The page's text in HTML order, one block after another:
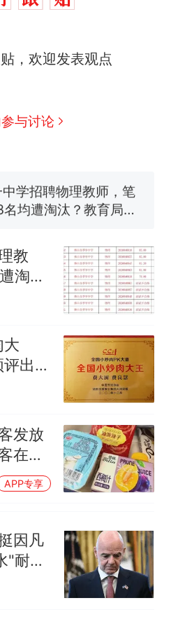
，欢迎发表观点
与讨论
句“跟我回家”改写了
全国小炒肉大王”称
凭视频评出？中国烹饪
学招聘物理教师，笔
均遭淘汰？教育局：
在床头放菜刀的女孩，
句“跟我回家”改写了
教
淘
招
大
出
发放
在飞
乘
有2个
汁
APP专享
因凡
"耐人